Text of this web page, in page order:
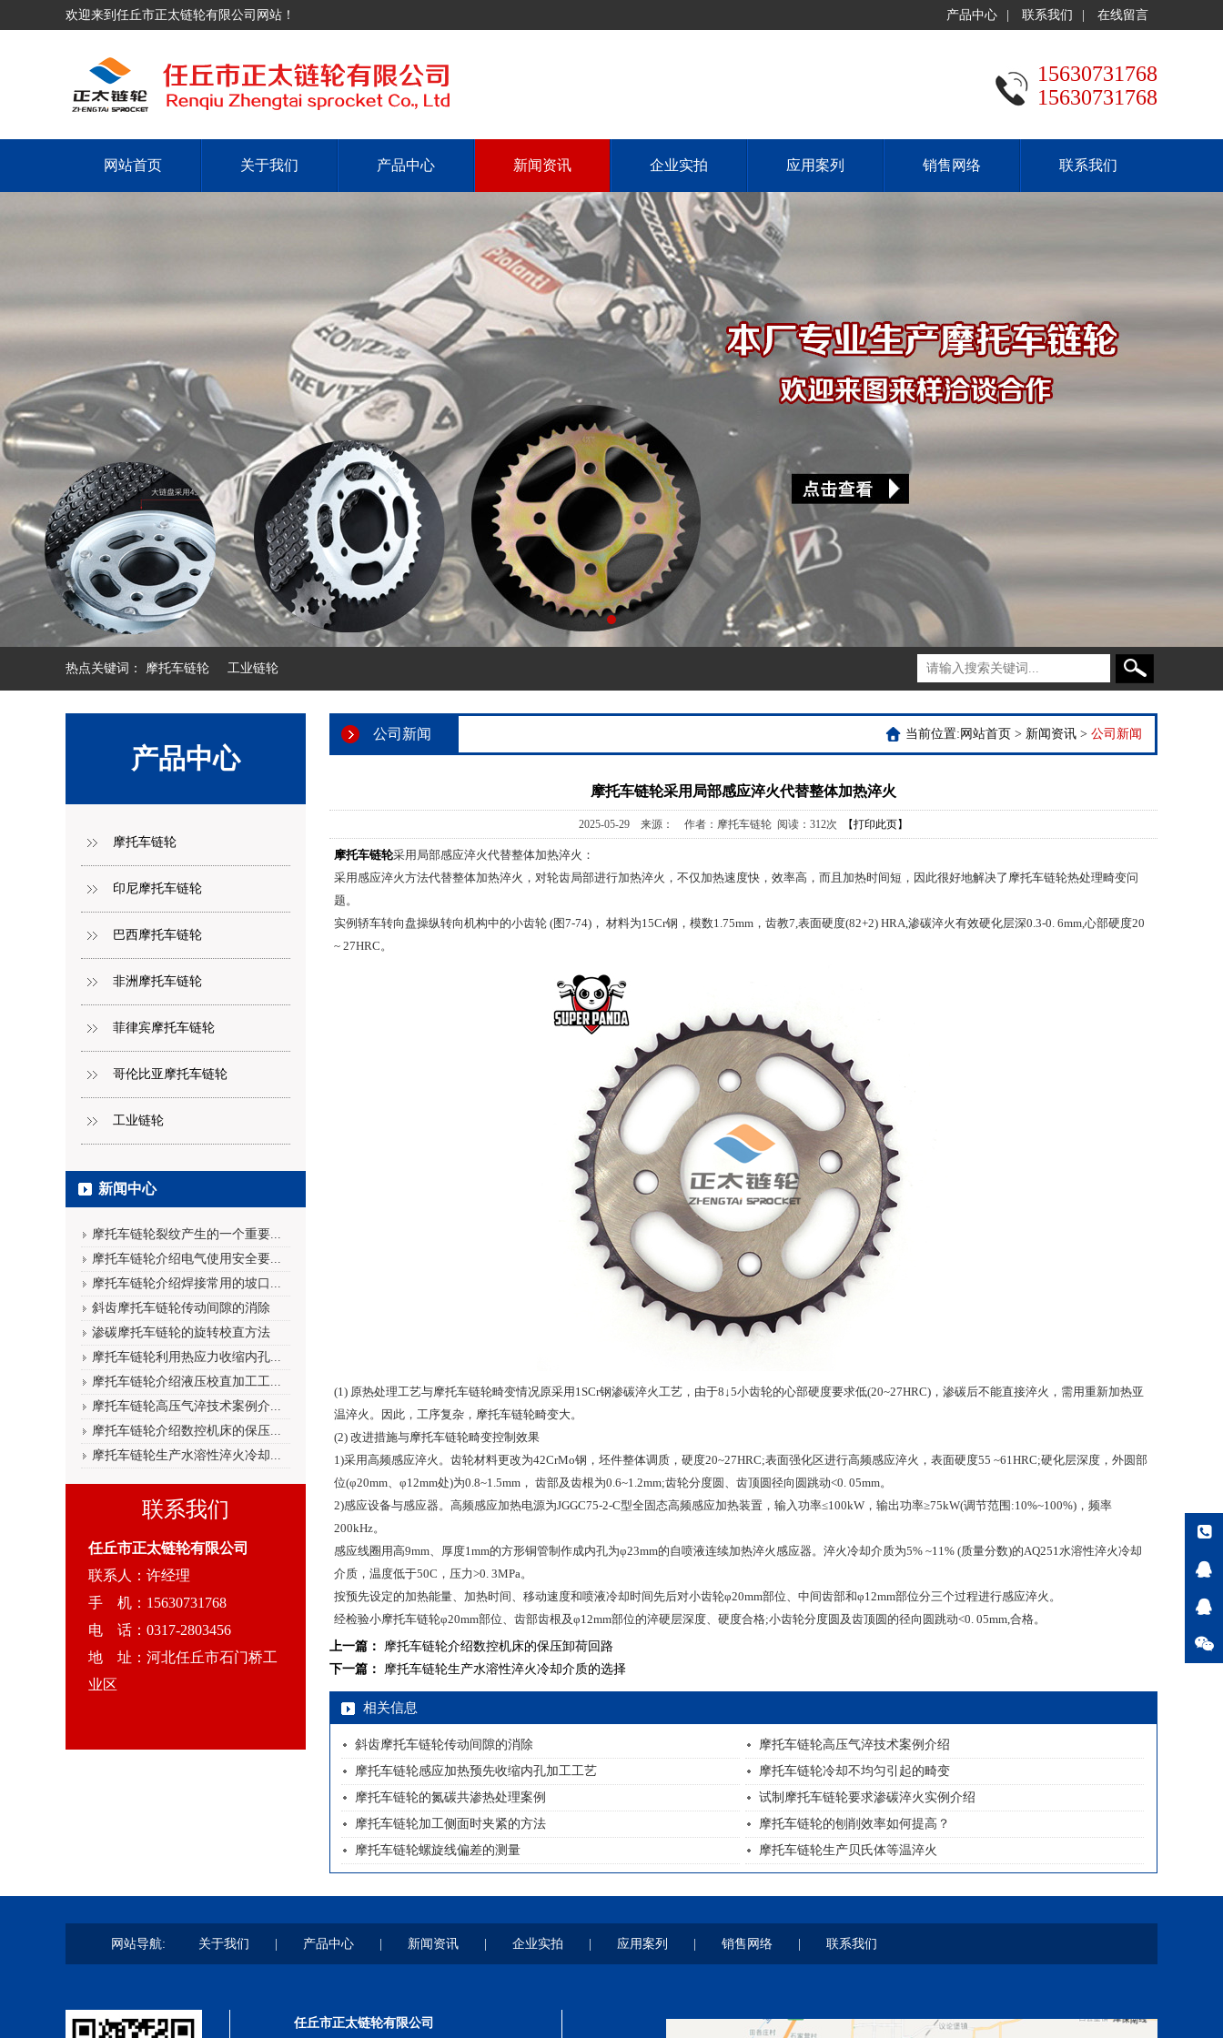
欢迎来到任丘市正太链轮有限公司网站！ 产品中心 联系我们 在线留言
15630731768
15630731768
网站首页 关于我们 产品中心 新闻资讯 企业实拍 应用案列 销售网络 联系我们
热点关键词： 摩托车链轮 工业链轮
产品中心
摩托车链轮
印尼摩托车链轮
巴西摩托车链轮
非洲摩托车链轮
菲律宾摩托车链轮
哥伦比亚摩托车链轮
工业链轮
新闻中心
摩托车链轮裂纹产生的一个重要...
摩托车链轮介绍电气使用安全要...
摩托车链轮介绍焊接常用的坡口...
斜齿摩托车链轮传动间隙的消除
渗碳摩托车链轮的旋转校直方法
摩托车链轮利用热应力收缩内孔...
摩托车链轮介绍液压校直加工工...
摩托车链轮高压气淬技术案例介...
摩托车链轮介绍数控机床的保压...
摩托车链轮生产水溶性淬火冷却...
联系我们
任丘市正太链轮有限公司
联系人：许经理
手 机：15630731768
电 话：0317-2803456
地 址：河北任丘市石门桥工
业区
公司新闻 当前位置: 网站首页 > 新闻资讯 > 公司新闻
摩托车链轮采用局部感应淬火代替整体加热淬火
2025-05-29 来源： 作者：摩托车链轮 阅读： 312次 【打印此页】
摩托车链轮采用局部感应淬火代替整体加热淬火：
采用感应淬火方法代替整体加热淬火，对轮齿局部进行加热淬火，不仅加热速度快，效率高，而且加热时间短，因此很好地解决了 摩托车链轮热处理畸变问
题。
实例轿车转向盘操纵转向机构中的小齿轮 (图7-74)， 材料为15Cr钢，模数1.75mm，齿教7,表面硬度(82+2) HRA,渗碳淬火有效硬化层深0.3-0. 6mm,心部硬度20
~ 27HRC。
(1) 原热处理工艺与摩托车链轮畸变情况原采用1SCr钢渗碳淬火工艺，由于8↓5小齿轮的心部硬度要求低(20~27HRC)，渗碳后不能直接淬火，需用重新加热亚
温淬火。因此，工序复杂， 摩托车链轮畸变大。
(2) 改进措施与摩托车链轮畸变控制效果
1)采用高频感应淬火。齿轮材料更改为42CrMo钢，坯件整体调质，硬度20~27HRC;表面强化区进行高频感应淬火，表面硬度55 ~61HRC;硬化层深度，外圆部
位(φ20mm、φ12mm处)为0.8~1.5mm， 齿部及齿根为0.6~1.2mm;齿轮分度圆、齿顶圆径向圆跳动<0. 05mm。
2)感应设备与感应器。高频感应加热电源为JGGC75-2-C型全固态高频感应加热装置，输入功率≤100kW，输出功率≥75kW(调节范围:10%~100%)，频率
200kHz。
感应线圈用高9mm、厚度1mm的方形铜管制作成内孔为φ23mm的自喷液连续加热淬火感应器。淬火冷却介质为5% ~11% (质量分数)的AQ251水溶性淬火冷却
介质，温度低于50C，压力>0. 3MPa。
按预先设定的加热能量、加热时间、移动速度和喷液冷却时间先后对小齿轮φ20mm部位、中间齿部和φ12mm部位分三个过程进行感应淬火。
经检验小摩托车链轮φ20mm部位、齿部齿根及φ12mm部位的淬硬层深度、硬度合格;小齿轮分度圆及齿顶圆的径向圆跳动<0. 05mm,合格。
上一篇：
摩托车链轮介绍数控机床的保压卸荷回路
下一篇：
摩托车链轮生产水溶性淬火冷却介质的选择
相关信息
斜齿摩托车链轮传动间隙的消除
摩托车链轮高压气淬技术案例介绍
摩托车链轮感应加热预先收缩内孔加工工艺
摩托车链轮冷却不均匀引起的畸变
摩托车链轮的氮碳共渗热处理案例
试制摩托车链轮要求渗碳淬火实例介绍
摩托车链轮加工侧面时夹紧的方法
摩托车链轮的刨削效率如何提高？
摩托车链轮螺旋线偏差的测量
摩托车链轮生产贝氏体等温淬火
网站导航: 关于我们 产品中心 新闻资讯 企业实拍 应用案列 销售网络 联系我们
任丘市正太链轮有限公司